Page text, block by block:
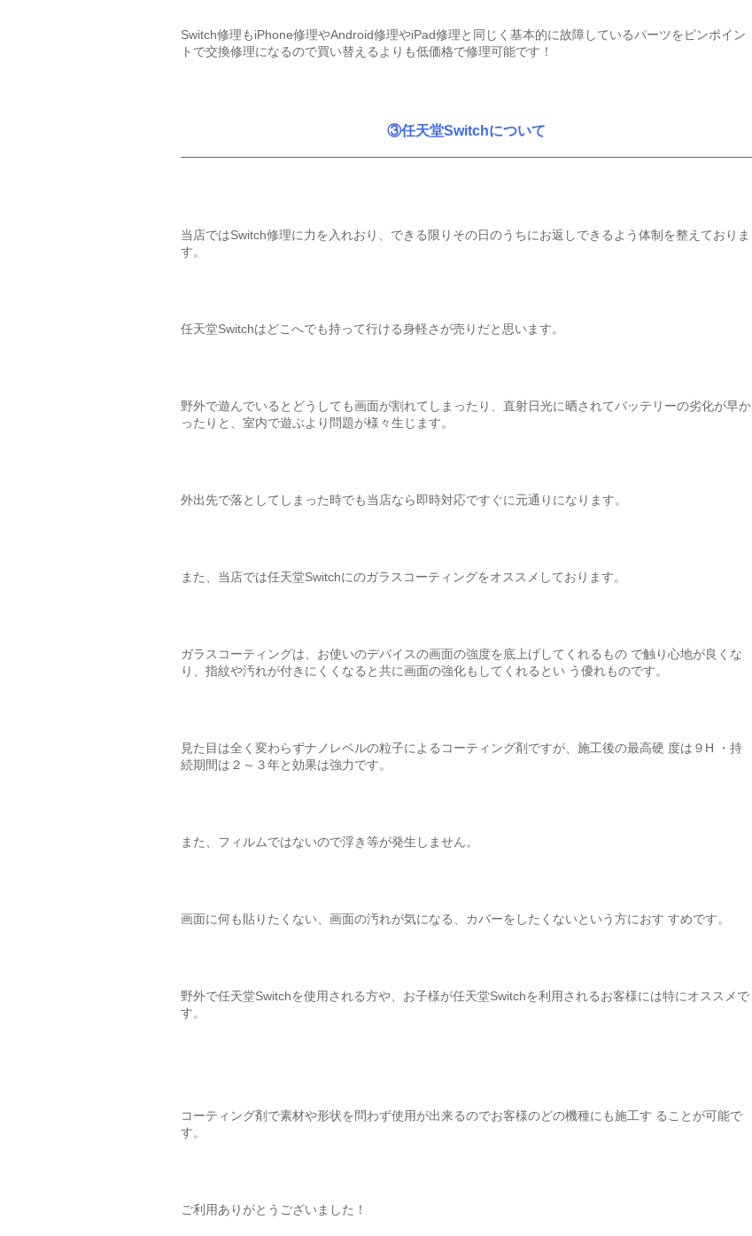
Switch修理もiPhone修理やAndroid修理やiPad修理と同じく基本的に故障しているパーツをピンポイン
トで交換修理になるので買い替えるよりも低価格で修理可能です！
③任天堂Switchについて
当店ではSwitch修理に力を入れおり、できる限りその日のうちにお返しできるよう体制を整えておりま
す。
任天堂Switchはどこへでも持って行ける身軽さが売りだと思います。
野外で遊んでいるとどうしても画面が割れてしまったり、直射日光に晒されてバッテリーの劣化が早か
ったりと、室内で遊ぶより問題が様々生じます。
外出先で落としてしまった時でも当店なら即時対応ですぐに元通りになります。
また、当店では任天堂Switchにのガラスコーティングをオススメしております。
ガラスコーティングは、お使いのデバイスの画面の強度を底上げしてくれるもの で触り心地が良くな
り、指紋や汚れが付きにくくなると共に画面の強化もしてくれるとい う優れものです。
見た目は全く変わらずナノレベルの粒子によるコーティング剤ですが、施工後の最高硬 度は９H ・持
続期間は２～３年と効果は強力です。
また、フィルムではないので浮き等が発生しません。
画面に何も貼りたくない、画面の汚れが気になる、カバーをしたくないという方におす すめです。
野外で任天堂Switchを使用される方や、お子様が任天堂Switchを利用されるお客様には特にオススメで
す。
コーティング剤で素材や形状を問わず使用が出来るのでお客様のどの機種にも施工す ることが可能で
す。
ご利用ありがとうございました！